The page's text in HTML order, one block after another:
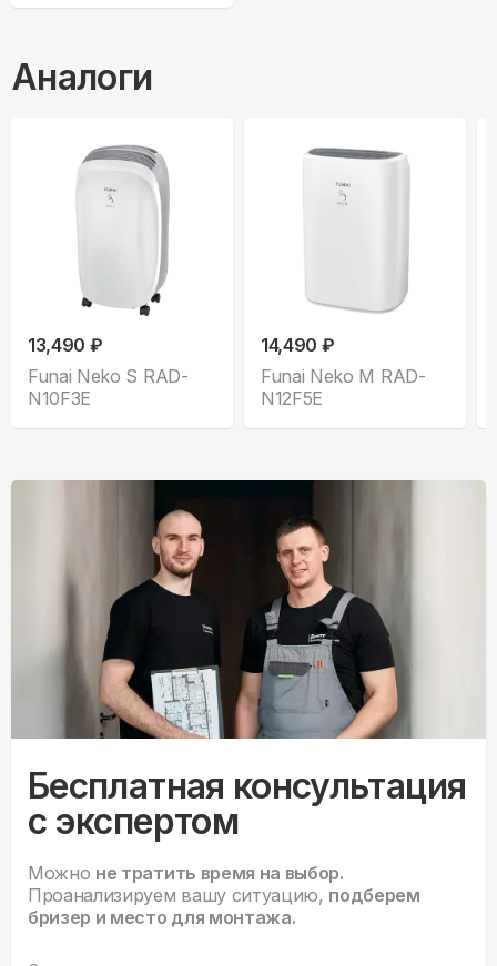
Аналоги
13,490 ₽
Funai Neko S RAD-
N10F3E
14,490 ₽
Funai Neko M RAD-
N12F5E
Бесплатная консультация
с экспертом
Можно не тратить время на выбор.
Проанализируем вашу ситуацию, подберем
бризер и место для монтажа.